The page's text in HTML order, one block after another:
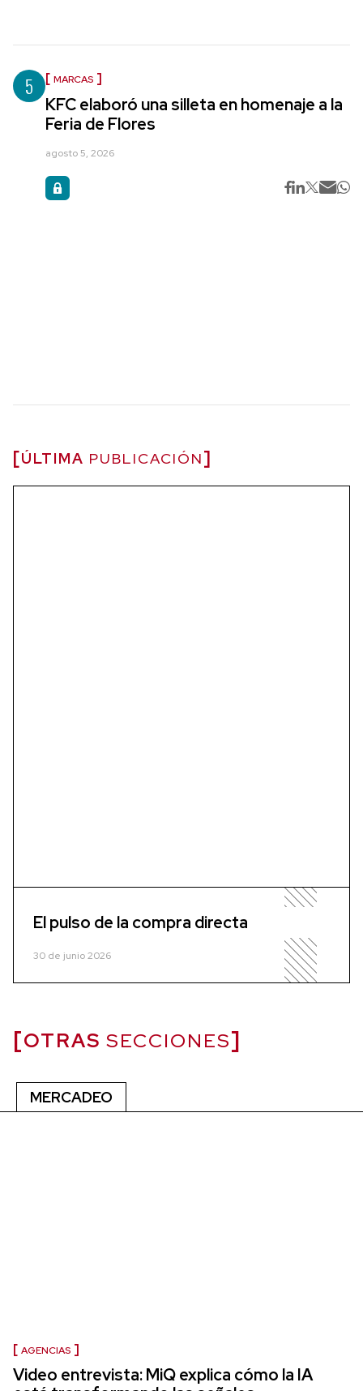
5 MARCAS
KFC elaboró una silleta en homenaje a la
Feria de Flores
agosto 5, 2026
ÚLTIMA PUBLICACIÓN
El pulso de la compra directa
30 de junio 2026
OTRAS SECCIONES
MERCADEO
AGENCIAS
Video entrevista: MiQ explica cómo la IA